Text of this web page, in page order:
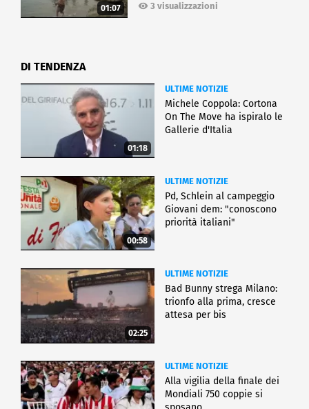
01:07 3 visualizzazioni
DI TENDENZA
01:18
ULTIME NOTIZIE
Michele Coppola: Cortona
On The Move ha ispiralo le
Gallerie d'Italia
00:58
ULTIME NOTIZIE
Pd, Schlein al campeggio
Giovani dem: "conoscono
priorità italiani"
02:25
ULTIME NOTIZIE
Bad Bunny strega Milano:
trionfo alla prima, cresce
attesa per bis
ULTIME NOTIZIE
Alla vigilia della finale dei
Mondiali 750 coppie si